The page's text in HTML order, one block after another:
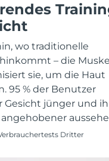
wo traditionelle
– die
sie, um die Haut
95 % der Benutzer
Gesicht jünger und
Dritter